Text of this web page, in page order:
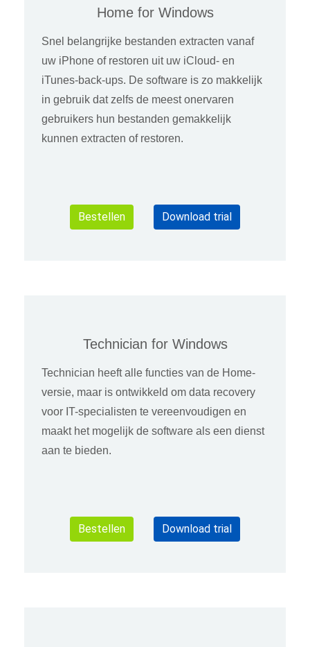
Home for Windows
Snel belangrijke bestanden extracten vanaf
uw iPhone of restoren uit uw iCloud- en
iTunes-back-ups. De software is zo makkelijk
in gebruik dat zelfs de meest onervaren
gebruikers hun bestanden gemakkelijk
kunnen extracten of restoren.
Bestellen Download trial
Technician for Windows
Technician heeft alle functies van de Home-
versie, maar is ontwikkeld om data recovery
voor IT-specialisten te vereenvoudigen en
maakt het mogelijk de software als een dienst
aan te bieden.
Bestellen Download trial